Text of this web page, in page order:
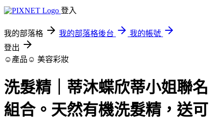
登入
我的部落格 我的部落格後台
我的帳號
登出
☺產品☺ 美容彩妝
洗髮精｜蒂沐蝶欣蒂小姐聯名
組合。天然有機洗髮精，送可